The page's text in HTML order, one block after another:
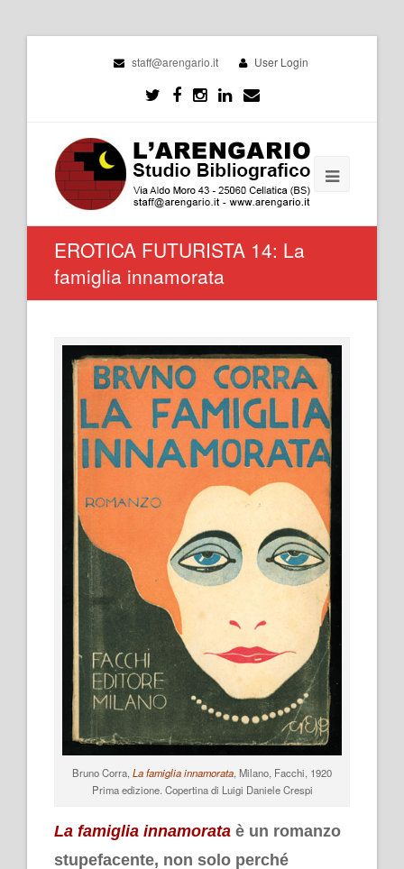
staff@arengario.it User Login
EROTICA FUTURISTA 14: La
famiglia innamorata
Bruno Corra, La famiglia innamorata, Milano, Facchi, 1920
Prima edizione. Copertina di Luigi Daniele Crespi
La famiglia innamorata è un romanzo
stupefacente, non solo perché